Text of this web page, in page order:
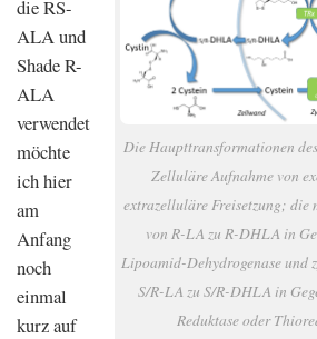
Die Haupttransformationen
Zelluläre Aufnahme von
extrazelluläre Freisetzung;
von R-LA zu R-DHLA in
Lipoamid-Dehydrogenase und
S/R-LA zu S/R-DHLA in
Reduktase oder
die RS-
ALA und
Shade R-
ALA
verwendet
möchte
ich hier
am
Anfang
noch
einmal
kurz auf